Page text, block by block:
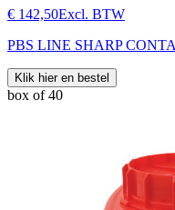
€ 142,50Excl. BTW
PBS LINE SHARP
Klik hier en bestel
box of 40